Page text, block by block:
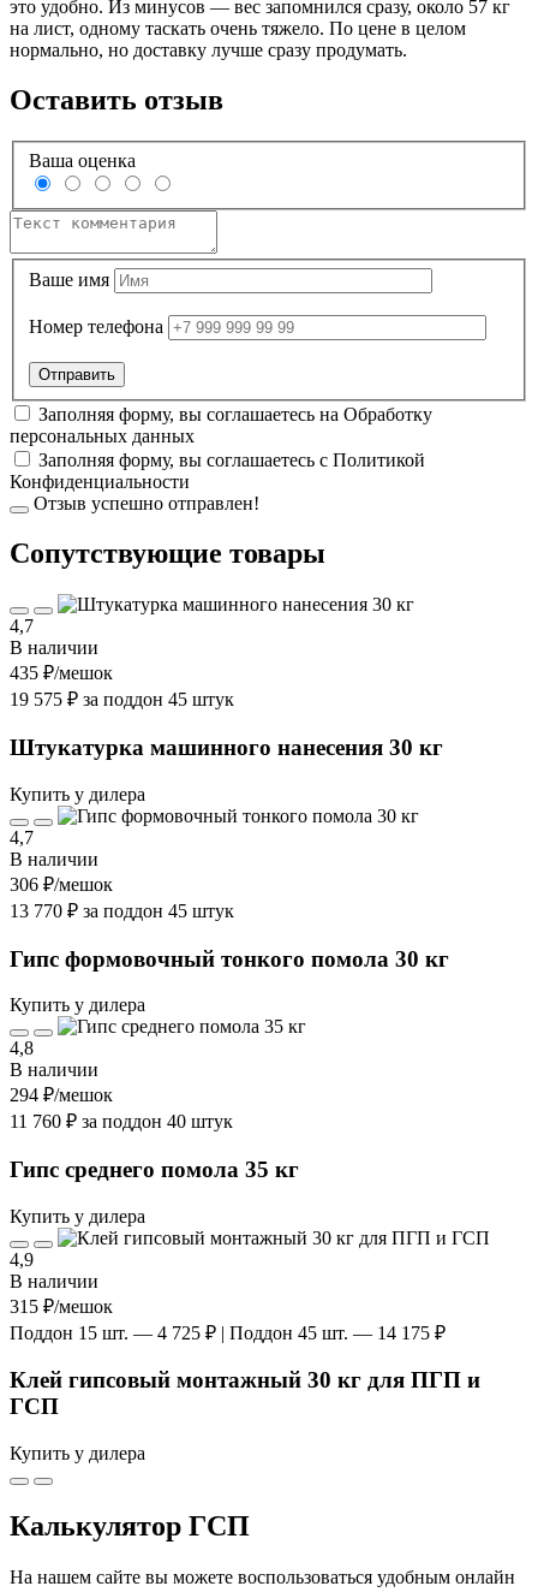
это удобно. Из минусов — вес запомнился сразу, около 57 кг
на лист, одному таскать очень тяжело. По цене в целом
нормально, но доставку лучше сразу продумать.
Оставить отзыв
Ваша оценка
Ваше имя
Номер телефона
Заполняя форму, вы соглашаетесь на Обработку
персональных данных
Заполняя форму, вы соглашаетесь с Политикой
Конфиденциальности
Отзыв успешно отправлен!
Cопутствующие товары
4,7
В наличии
435 ₽/мешок
19 575 ₽ за поддон 45 штук
Штукатурка машинного нанесения 30 кг
Купить у дилера
4,7
В наличии
306 ₽/мешок
13 770 ₽ за поддон 45 штук
Гипс формовочный тонкого помола 30 кг
Купить у дилера
4,8
В наличии
294 ₽/мешок
11 760 ₽ за поддон 40 штук
Гипс среднего помола 35 кг
Купить у дилера
4,9
В наличии
315 ₽/мешок
Поддон 15 шт. — 4 725 ₽ | Поддон 45 шт. — 14 175 ₽
Клей гипсовый монтажный 30 кг для ПГП и
ГСП
Купить у дилера
Калькулятор ГСП
На нашем сайте вы можете воспользоваться удобным онлайн